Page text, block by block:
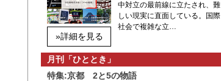
»詳細を見る
中対立の最前線に立たされ、難
しい現実に直面している。国際
社会で複雑な立…
月刊「ひととき」
特集:京都 2と5の物語